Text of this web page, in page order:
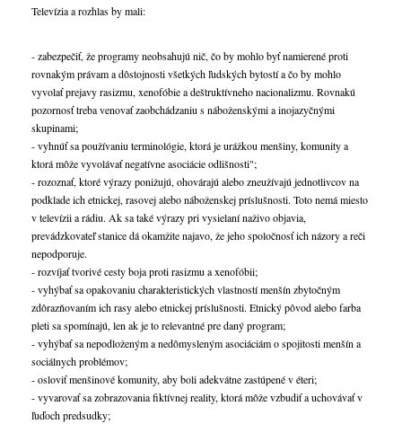
Televízia a rozhlas by mali:
- zabezpečiť, že programy neobsahujú nič, čo by mohlo byť namierené proti
rovnakým právam a dôstojnosti všetkých ľudských bytostí a čo by mohlo
vyvolať prejavy rasizmu, xenofóbie a deštruktívneho nacionalizmu. Rovnakú
pozornosť treba venovať zaobchádzaniu s náboženskými a inojazyčnými
skupinami;
- vyhnúť sa používaniu terminológie, ktorá je urážkou menšiny, komunity a
ktorá môže vyvolávať negatívne asociácie odlišnosti";
- rozoznať, ktoré výrazy ponižujú, ohovárajú alebo zneužívajú jednotlivcov na
podklade ich etnickej, rasovej alebo náboženskej príslušnosti. Toto nemá miesto
v televízii a rádiu. Ak sa také výrazy pri vysielaní naživo objavia,
prevádzkovateľ stanice dá okamžite najavo, že jeho spoločnosť ich názory a reči
nepodporuje.
- rozvíjať tvorivé cesty boja proti rasizmu a xenofóbii;
- vyhýbať sa opakovaniu charakteristických vlastností menšín zbytočným
zdôrazňovaním ich rasy alebo etnickej príslušnosti. Etnický pôvod alebo farba
pleti sa spomínajú, len ak je to relevantné pre daný program;
- vyhýbať sa nepodloženým a nedômysleným asociáciám o spojitosti menšín a
sociálnych problémov;
- osloviť menšinové komunity, aby boli adekvátne zastúpené v éteri;
- vyvarovať sa zobrazovania fiktívnej reality, ktorá môže vzbudiť a uchovávať v
ľuďoch predsudky;